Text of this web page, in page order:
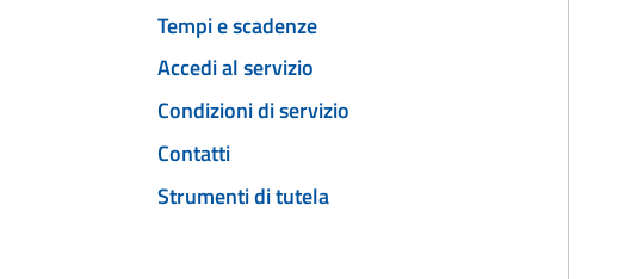
Tempi e scadenze
Accedi al servizio
Condizioni di servizio
Contatti
Strumenti di tutela